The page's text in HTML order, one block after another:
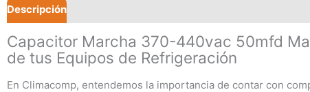
Descripción
Capacitor Marcha 370-440vac 50mfd
de tus Equipos de Refrigeración
En Climacomp, entendemos la importancia de contar con